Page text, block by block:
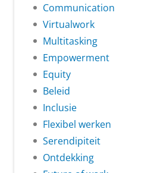
Communication
Virtualwork
Multitasking
Empowerment
Equity
Beleid
Inclusie
Flexibel werken
Serendipiteit
Ontdekking